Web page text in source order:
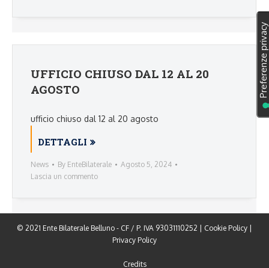
UFFICIO CHIUSO DAL 12 AL 20
AGOSTO
ufficio chiuso dal 12 al 20 agosto
DETTAGLI
News By EnteBilaterale
Agosto 5, 2024
Lascia un commento
© 2021 Ente Bilaterale Belluno - CF / P. IVA 93031110252 | Cookie Policy
Privacy Policy
Credits